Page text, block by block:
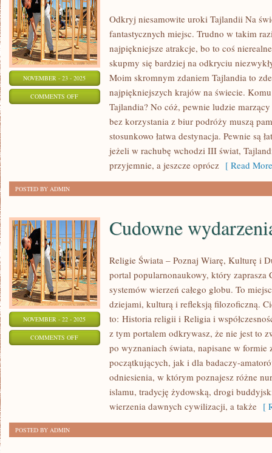
NOVEMBER - 23 - 2025
COMMENTS OFFON
Odkryj niesamowite uroki Tajlandii Na
fantastycznych miejsc. Trudno w takim
najpiękniejsze atrakcje, bo to coś
skupmy się bardziej na odkryciu
Moim skromnym zdaniem Tajlandia to
najpiękniejszych krajów na świecie.
Tajlandia? No cóż, pewnie ludzie
bez korzystania z biur podróży muszą
stosunkowo łatwa destynacja. Pewnie są
jeżeli w rachubę wchodzi III świat,
przyjemnie, a jeszcze oprócz [ Read
POSTED BY ADMIN
NOVEMBER - 22 - 2025
COMMENTS OFFON
WYDARZENIA
MAŁŻEŃSTWO
Cudowne
Religie Świata – Poznaj Wiarę, Kulturę i
portal popularnonaukowy, który zaprasza
systemów wierzeń całego globu. To
dziejami, kulturą i refleksją filozoficzną.
to: Historia religii i Religia i
z tym portalem odkrywasz, że nie jest to
po wyznaniach świata, napisane w formie
początkujących, jak i dla badaczy-
odniesienia, w którym poznajesz różne
islamu, tradycję żydowską, drogi
wierzenia dawnych cywilizacji, a także [
POSTED BY ADMIN